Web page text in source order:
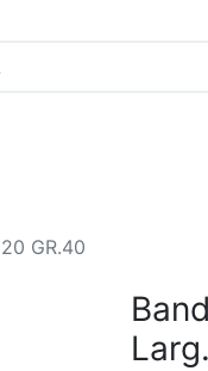
GR.40